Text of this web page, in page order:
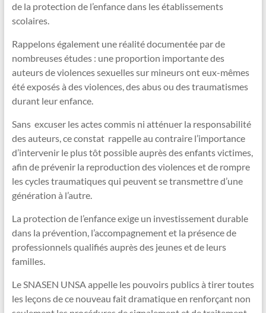
de la protection de l’enfance dans les établissements
scolaires.
Rappelons également une réalité documentée par de
nombreuses études : une proportion importante des
auteurs de violences sexuelles sur mineurs ont eux-mêmes
été exposés à des violences, des abus ou des traumatismes
durant leur enfance.
Sans excuser les actes commis ni atténuer la responsabilité
des auteurs, ce constat rappelle au contraire l’importance
d’intervenir le plus tôt possible auprès des enfants victimes,
afin de prévenir la reproduction des violences et de rompre
les cycles traumatiques qui peuvent se transmettre d’une
génération à l’autre.
La protection de l’enfance exige un investissement durable
dans la prévention, l’accompagnement et la présence de
professionnels qualifiés auprès des jeunes et de leurs
familles.
Le SNASEN UNSA appelle les pouvoirs publics à tirer toutes
les leçons de ce nouveau fait dramatique en renforçant non